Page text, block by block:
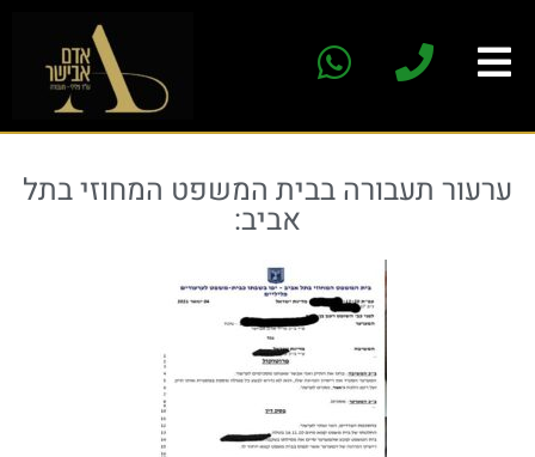
ערעור תעבורה בבית המשפט המחוזי בתל
אביב: